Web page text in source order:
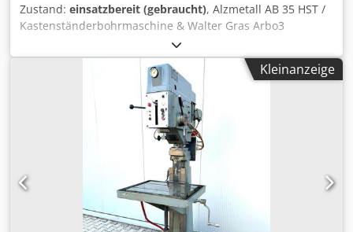
Zustand: einsatzbereit (gebraucht), Alzmetall AB 35 HST /
Kastenständerbohrmaschine & Walter Gras Arbo3
Wechselkopf -Bohrleistung / Stahl ca. 40mm -Bohrleistung
/ Guss ca. 45mm Csdezn Unvepfx Ab Rorf -
Gewindeschneiden Max. M25 -Spindelaufnahme MK 4 -
Spindelhub 180mm -Drehzahlbereich (STUFENLOS) 65 -
1750 U/min -Umschaltbarer Drehzahlbereich 130-480 /
480-1750 U/min -Automatische Vorschübe 0,1-0,2-0,3mm/U
-Bohrtiefe über Tiefenskala einstellbar -Drehzahlanzeige -
Rechts / Linkslauf -Schwenkbarer Bohrkopf mit Werkzeug -
Höhenverstellbarer Arbeitstisch mittels Handkurbel -
Kühlmitteleinrichtung -Not / Aus -Arbeitsleuchte Abmaße:
LxBxH 1x0,8x2,1 Meter / Gewicht ca. 1200KG Irrtümer /
Eingabefehler vorbehalten
Kleinanzeige